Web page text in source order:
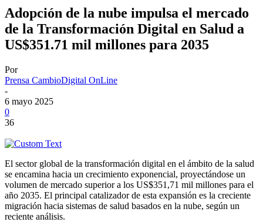
Adopción de la nube impulsa el mercado
de la Transformación Digital en Salud a
US$351.71 mil millones para 2035
Por
Prensa CambioDigital OnLine
-
6 mayo 2025
0
36
El sector global de la transformación digital en el ámbito de la salud
se encamina hacia un crecimiento exponencial, proyectándose un
volumen de mercado superior a los US$351,71 mil millones para el
año 2035. El principal catalizador de esta expansión es la creciente
migración hacia sistemas de salud basados en la nube, según un
reciente análisis.